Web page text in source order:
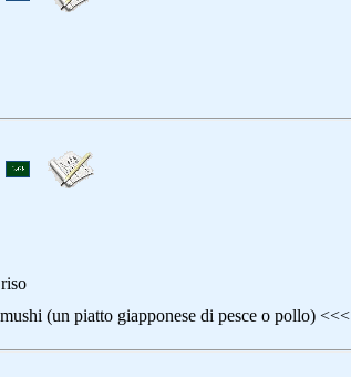
(un piatto giapponese di pesce o pollo) <<<